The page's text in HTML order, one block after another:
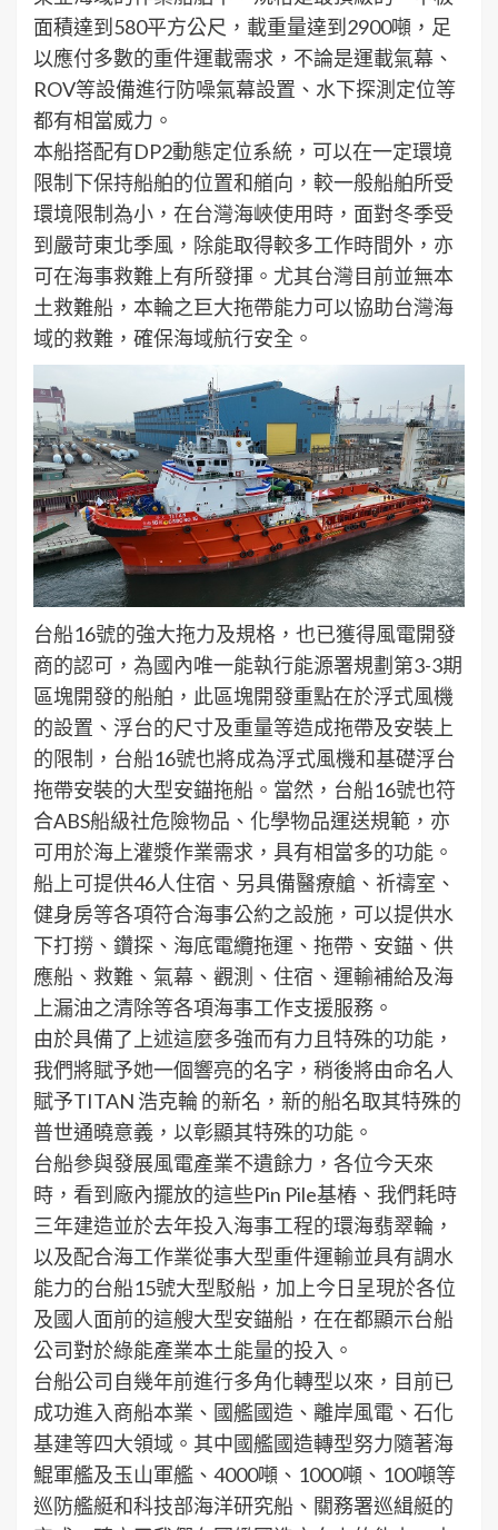
面積達到580平方公尺，載重量達到2900噸，足
以應付多數的重件運載需求，不論是運載氣幕、
ROV等設備進行防噪氣幕設置、水下探測定位等
都有相當威力。
本船搭配有DP2動態定位系統，可以在一定環境
限制下保持船舶的位置和艏向，較一般船舶所受
環境限制為小，在台灣海峽使用時，面對冬季受
到嚴苛東北季風，除能取得較多工作時間外，亦
可在海事救難上有所發揮。尤其台灣目前並無本
土救難船，本輪之巨大拖帶能力可以協助台灣海
域的救難，確保海域航行安全。
台船16號的強大拖力及規格，也已獲得風電開發
商的認可，為國內唯一能執行能源署規劃第3-3期
區塊開發的船舶，此區塊開發重點在於浮式風機
的設置、浮台的尺寸及重量等造成拖帶及安裝上
的限制，台船16號也將成為浮式風機和基礎浮台
拖帶安裝的大型安錨拖船。當然，台船16號也符
合ABS船級社危險物品、化學物品運送規範，亦
可用於海上灌漿作業需求，具有相當多的功能。
船上可提供46人住宿、另具備醫療艙、祈禱室、
健身房等各項符合海事公約之設施，可以提供水
下打撈、鑽探、海底電纜拖運、拖帶、安錨、供
應船、救難、氣幕、觀測、住宿、運輸補給及海
上漏油之清除等各項海事工作支援服務。
由於具備了上述這麼多強而有力且特殊的功能，
我們將賦予她一個響亮的名字，稍後將由命名人
賦予TITAN 浩克輪 的新名，新的船名取其特殊的
普世通曉意義，以彰顯其特殊的功能。
台船參與發展風電產業不遺餘力，各位今天來
時，看到廠內擺放的這些Pin Pile基樁、我們耗時
三年建造並於去年投入海事工程的環海翡翠輪，
以及配合海工作業從事大型重件運輸並具有調水
能力的台船15號大型駁船，加上今日呈現於各位
及國人面前的這艘大型安錨船，在在都顯示台船
公司對於綠能產業本土能量的投入。
台船公司自幾年前進行多角化轉型以來，目前已
成功進入商船本業、國艦國造、離岸風電、石化
基建等四大領域。其中國艦國造轉型努力隨著海
鯤軍艦及玉山軍艦、4000噸、1000噸、100噸等
巡防艦艇和科技部海洋研究船、關務署巡緝艇的